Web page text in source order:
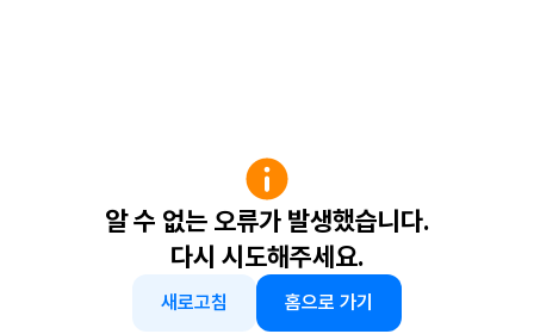
알 수 없는 오류가 발생했습니다.
다시 시도해주세요.
새로고침 홈으로 가기